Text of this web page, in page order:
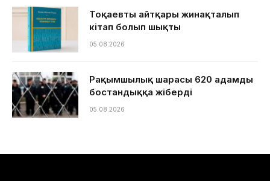
Тоқаевтың айтқары жинақталып
кітап болып шықты
05.08.2026
Рақымшылық шарасы 620 адамды
бостандыққа жіберді
05.08.2026